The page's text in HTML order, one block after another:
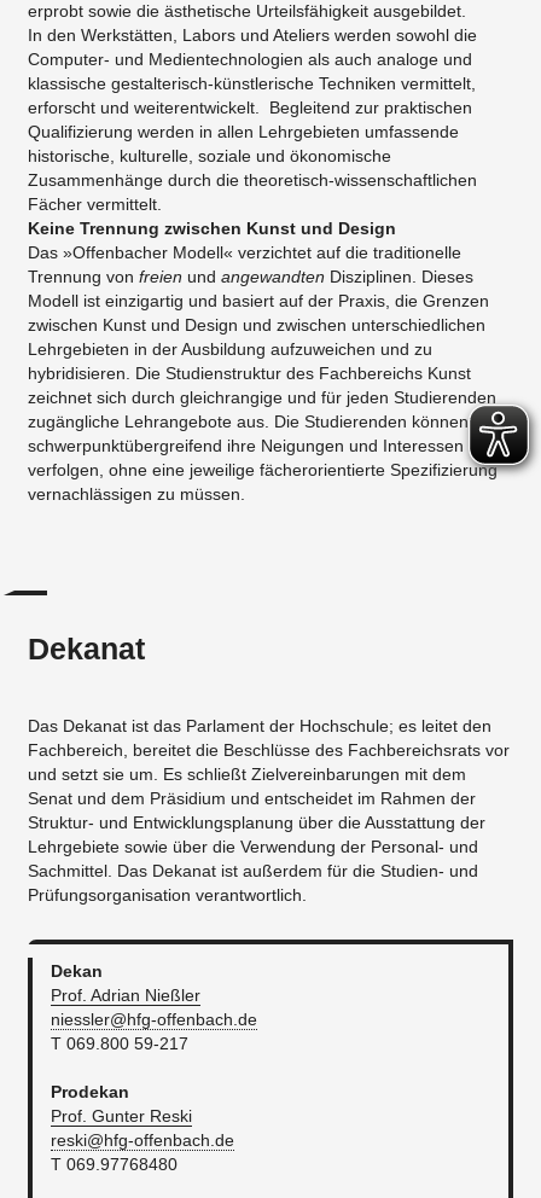
erprobt sowie die ästhetische Urteilsfähigkeit ausgebildet.
In den Werkstätten, Labors und Ateliers werden sowohl die
Computer- und Medientechnologien als auch analoge und
klassische gestalterisch-künstlerische Techniken vermittelt,
erforscht und weiterentwickelt. Begleitend zur praktischen
Qualifizierung werden in allen Lehrgebieten umfassende
historische, kulturelle, soziale und ökonomische
Zusammenhänge durch die theoretisch-wissenschaftlichen
Fächer vermittelt.
Keine Trennung zwischen Kunst und Design
Das »Offenbacher Modell« verzichtet auf die traditionelle
Trennung von freien und angewandten Disziplinen. Dieses
Modell ist einzigartig und basiert auf der Praxis, die Grenzen
zwischen Kunst und Design und zwischen unterschiedlichen
Lehrgebieten in der Ausbildung aufzuweichen und zu
hybridisieren. Die Studienstruktur des Fachbereichs Kunst
zeichnet sich durch gleichrangige und für jeden Studierenden
zugängliche Lehrangebote aus. Die Studierenden können
schwerpunktübergreifend ihre Neigungen und Interessen
verfolgen, ohne eine jeweilige fächerorientierte Spezifizierung
vernachlässigen zu müssen.
Dekanat
Das Dekanat ist das Parlament der Hochschule; es leitet den
Fachbereich, bereitet die Beschlüsse des Fachbereichsrats vor
und setzt sie um. Es schließt Zielvereinbarungen mit dem
Senat und dem Präsidium und entscheidet im Rahmen der
Struktur- und Entwicklungsplanung über die Ausstattung der
Lehrgebiete sowie über die Verwendung der Personal- und
Sachmittel. Das Dekanat ist außerdem für die Studien- und
Prüfungsorganisation verantwortlich.
Dekan
Prof. Adrian Nießler
niessler@hfg-offenbach.de
T 069.800 59-217
Prodekan
Prof. Gunter Reski
reski@hfg-offenbach.de
T 069.97768480